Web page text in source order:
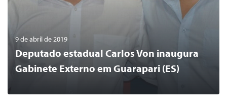
9 de abril de 2019
Deputado estadual Carlos Von inaugura
Gabinete Externo em Guarapari (ES)